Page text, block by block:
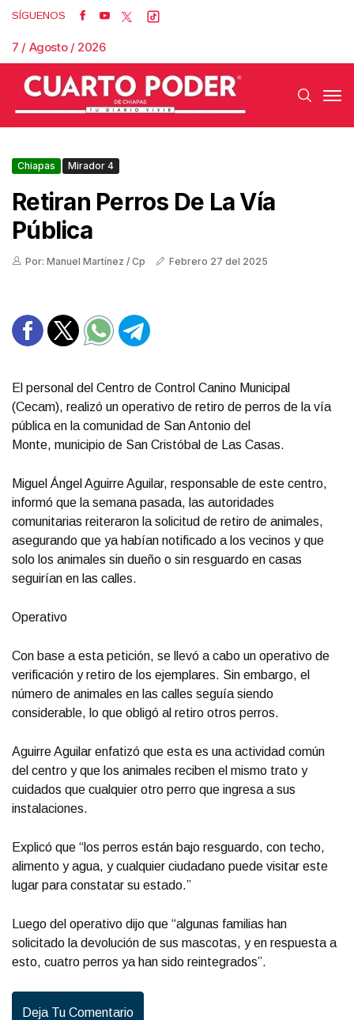
SÍGUENOS
7 / Agosto / 2026
Chiapas Mirador 4
Retiran Perros De La Vía
Pública
Por: Manuel Martínez / Cp Febrero 27 del 2025
El personal del Centro de Control Canino Municipal
(Cecam), realizó un operativo de retiro de perros de la vía
pública en la comunidad de San Antonio del
Monte, municipio de San Cristóbal de Las Casas.
Miguel Ángel Aguirre Aguilar, responsable de este centro,
informó que la semana pasada, las autoridades
comunitarias reiteraron la solicitud de retiro de animales,
asegurando que ya habían notificado a los vecinos y que
solo los animales sin dueño o sin resguardo en casas
seguirían en las calles.
Operativo
Con base a esta petición, se llevó a cabo un operativo de
verificación y retiro de los ejemplares. Sin embargo, el
número de animales en las calles seguía siendo
considerable, lo que obligó al retiro otros perros.
Aguirre Aguilar enfatizó que esta es una actividad común
del centro y que los animales reciben el mismo trato y
cuidados que cualquier otro perro que ingresa a sus
instalaciones.
Explicó que “los perros están bajo resguardo, con techo,
alimento y agua, y cualquier ciudadano puede visitar este
lugar para constatar su estado.”
Luego del operativo dijo que “algunas familias han
solicitado la devolución de sus mascotas, y en respuesta a
esto, cuatro perros ya han sido reintegrados”.
Deja Tu Comentario